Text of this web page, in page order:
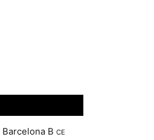
Barcelona B CE